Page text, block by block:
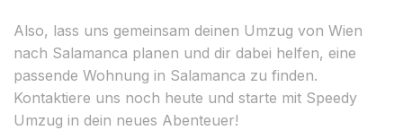
Also, lass uns gemeinsam deinen Umzug von Wien
nach Salamanca planen und dir dabei helfen, eine
passende Wohnung in Salamanca zu finden.
Kontaktiere uns noch heute und starte mit Speedy
Umzug in dein neues Abenteuer!